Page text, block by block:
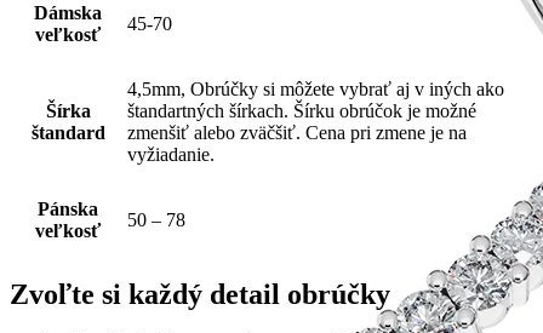
Dámska
veľkosť
45-70
Šírka
štandard
4,5mm, Obrúčky si môžete vybrať aj v iných ako
štandartných šírkach. Šírku obrúčok je možné
zmenšiť alebo zväčšiť. Cena pri zmene je na
vyžiadanie.
Pánska
veľkosť
50 – 78
Zvoľte si každý detail obrúčky